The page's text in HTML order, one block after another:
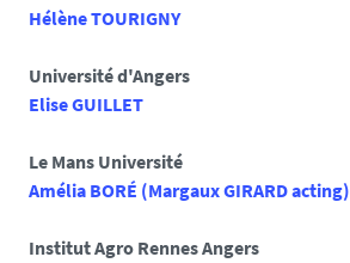
Hélène TOURIGNY
Université d'Angers
Elise GUILLET
Le Mans Université
Amélia BORÉ (Margaux GIRARD acting)
Institut Agro Rennes Angers